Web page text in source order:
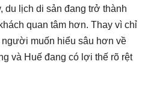
du lịch di sản đang trở thành
quan tâm hơn. Thay vì chỉ
muốn hiểu sâu hơn về
và Huế đang có lợi thế rõ rệt